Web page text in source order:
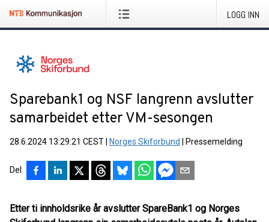
LOGG INN
Sparebank1 og NSF langrenn avslutter
samarbeidet etter VM-sesongen
28.6.2024 13:29:21 CEST Norges Skiforbund Pressemelding
Del
Etter ti innholdsrike år avslutter SpareBank1 og Norges